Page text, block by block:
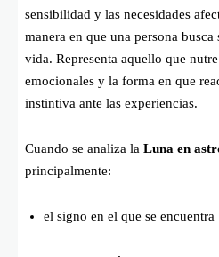
sensibilidad y las necesidades
manera en que una persona
vida. Representa aquello que
emocionales y la forma en que
instintiva ante las experiencias.
Cuando se analiza la Luna en
principalmente:
el signo en el que se encuentra